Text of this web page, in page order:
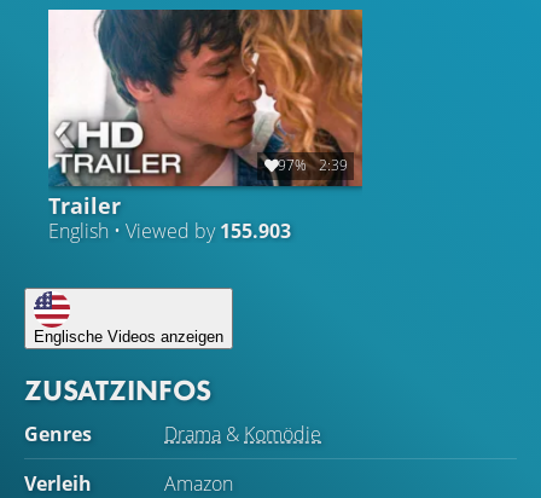
97% 2:39
Trailer
English • Viewed by155.903
Englische Videos anzeigen
ZUSATZINFOS
Genres Drama & Komödie
Verleih
Amazon